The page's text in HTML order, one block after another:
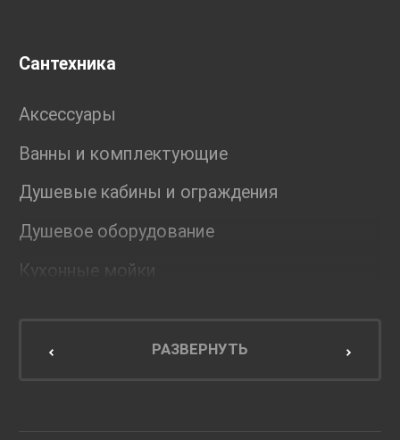
Сантехника
Аксессуары
Ванны и комплектующие
Душевые кабины и ограждения
Душевое оборудование
Кухонные мойки
Мебель для кухниРАЗВЕРНУТЬ